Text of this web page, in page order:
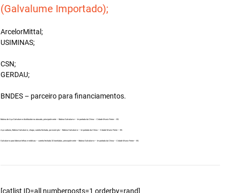
(Galvalume Importado);
ArcelorMittal;
USIMINAS;
CSN;
GERDAU;
BNDES – parceiro para financiamentos.
Bobina de Aço Galvalume distribuidor no atacado, principalmente – Bobina Galvalume – Importada da China – Cidade Muniz Freire – ES.
Aço carbono, Bobina Galvalume, chapa, carreta fechada, por exemplo – Bobina Galvalume – Importada da China – Cidade Muniz Freire – ES.
Galvalume para fabricar telhas metálicas – carreta fechada 32 toneladas, principalmente – Bobina Galvalume – Importada da China – Cidade Muniz Freire – ES.
[catlist ID=all numberposts=1 orderby=rand]